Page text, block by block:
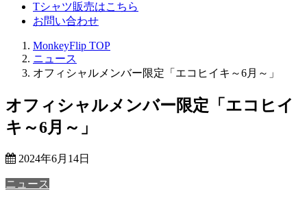
Tシャツ販売はこちら
お問い合わせ
MonkeyFlip TOP
ニュース
オフィシャルメンバー限定「エコヒイキ～6月～」
オフィシャルメンバー限定「エコヒイ
キ～6月～」
2024年6月14日
ニュース